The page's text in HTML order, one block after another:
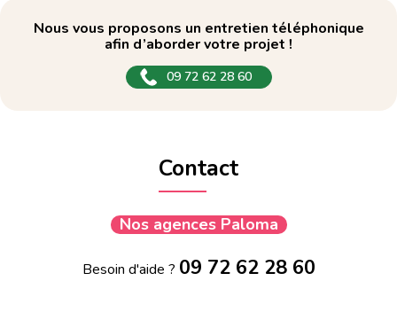
Nous vous proposons un entretien téléphonique
afin d’aborder votre projet !
09 72 62 28 60
Contact
Nos agences Paloma
Besoin d'aide ? 09 72 62 28 60